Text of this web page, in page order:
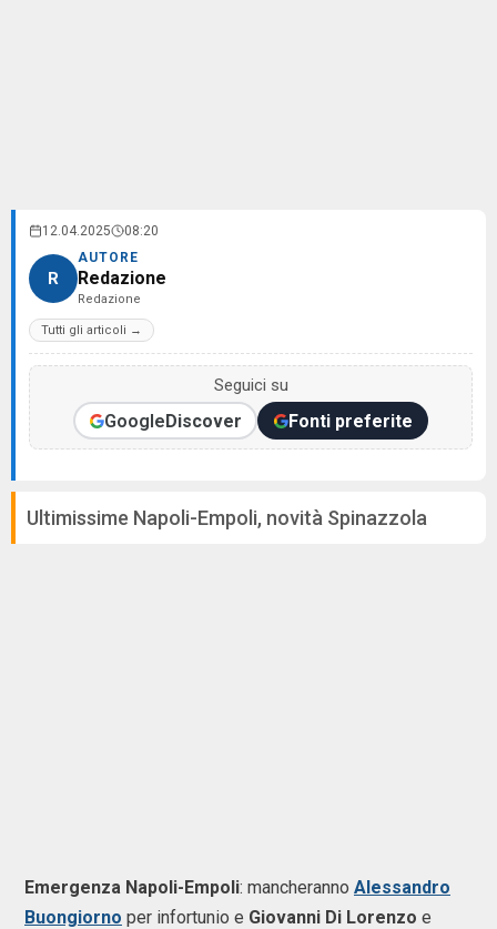
12.04.2025 08:20
R
AUTORE
Redazione
Redazione
Tutti gli articoli →
Seguici su
GoogleDiscover Fonti preferite
Ultimissime Napoli-Empoli, novità Spinazzola
Emergenza Napoli-Empoli: mancheranno Alessandro
Buongiorno per infortunio e Giovanni Di Lorenzo e